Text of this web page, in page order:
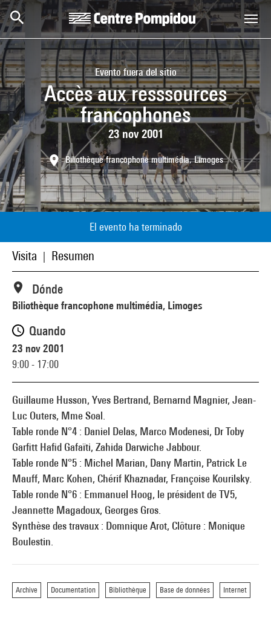
Skip to main content
Centre Pompidou
Evento fuera del sitio
Accès aux resssources
francophones
23 nov 2001
Biliothèque francophone multimédia, Limoges
El evento ha terminado
Visita Resumen
Guillaume Husson, Yves Bertrand, Bernarnd Magnier, Jean-
Luc Outers, Mme Soal.
Table ronde N°4 : Daniel Delas, Marco Modenesi, Dr Toby
Garfitt Hafid Gafaïti, Zahida Darwiche Jabbour.
Table ronde N°5 : Michel Marian, Dany Martin, Patrick Le
Mauff, Marc Kohen, Chérif Khaznadar, Françoise Kourilsky.
Table ronde N°6 : Emmanuel Hoog, le président de TV5,
Jeannette Magadoux, Georges Gros.
Synthèse des travaux : Domnique Arot, Clôture : Monique
Boulestin.
Archive Documentation Bibliothèque Base de données Internet
Dónde
Biliothèque francophone multimédia, Limoges
Quando
23 nov 2001
9:00 - 17:00